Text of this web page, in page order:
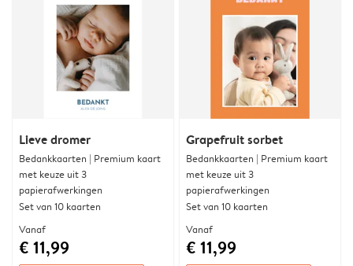
Lieve dromer
Bedankkaarten | Premium kaart
met keuze uit 3
papierafwerkingen
Set van 10 kaarten
Vanaf
€ 11,99
Grapefruit sorbet
Bedankkaarten | Premium kaart
met keuze uit 3
papierafwerkingen
Set van 10 kaarten
Vanaf
€ 11,99